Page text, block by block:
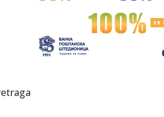
Narandžasti alarm u celoj Srbiji:
15:00:Ovo je najpretraživaniji način